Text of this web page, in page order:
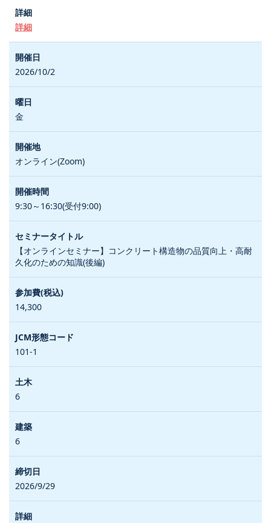
詳細
2026/10/2
金
オンライン(Zoom)
9:30～16:30(受付9:00)
【オンラインセミナー】コンクリート構造物の品質向上・高耐
久化のための知識(後編)
14,300
101-1
6
6
2026/9/29